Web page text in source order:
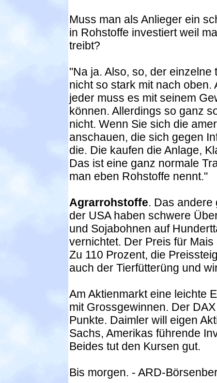
Muss man als Anlieger ein
in Rohstoffe investiert weil
treibt?
"Na ja. Also, so, der
nicht so stark mit nach
jeder muss es mit seinem
können. Allerdings so ganz
nicht. Wenn Sie sich die
anschauen, die sich gegen
die. Die kaufen die Anlage,
Das ist eine ganz normale
man eben Rohstoffe nennt."
Agrarrohstoffe. Das andere
der USA haben schwere
und Sojabohnen auf
vernichtet. Der Preis für
Zu 110 Prozent, die
auch der Tierfütterüng und
Am Aktienmarkt eine leichte
mit Grossgewinnen. Der
Punkte. Daimler will eigen
Sachs, Amerikas führende
Beides tut den Kursen gut.
Bis morgen. - ARD-